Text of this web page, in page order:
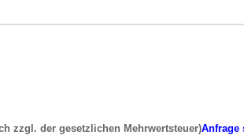
zzgl. der gesetzlichen Mehrwertsteuer)Anfrage